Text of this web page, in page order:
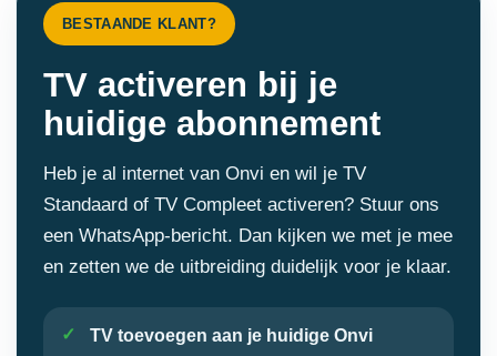
BESTAANDE KLANT?
TV activeren bij je
huidige abonnement
Heb je al internet van Onvi en wil je TV
Standaard of TV Compleet activeren? Stuur ons
een WhatsApp-bericht. Dan kijken we met je mee
en zetten we de uitbreiding duidelijk voor je klaar.
TV toevoegen aan je huidige Onvi